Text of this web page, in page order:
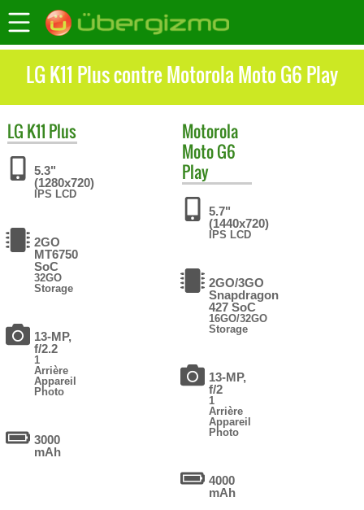
LG K11 Plus contre Motorola Moto G6 Play
LG K11 Plus
5.3"
(1280x720)
IPS LCD
2GO
MT6750
SoC
32GO
Storage
13-MP,
f/2.2
1
Arrière
Appareil
Photo
3000
mAh
Motorola
Moto G6
Play
5.7"
(1440x720)
IPS LCD
2GO/3GO
Snapdragon
427 SoC
16GO/32GO
Storage
13-MP,
f/2
1
Arrière
Appareil
Photo
4000
mAh